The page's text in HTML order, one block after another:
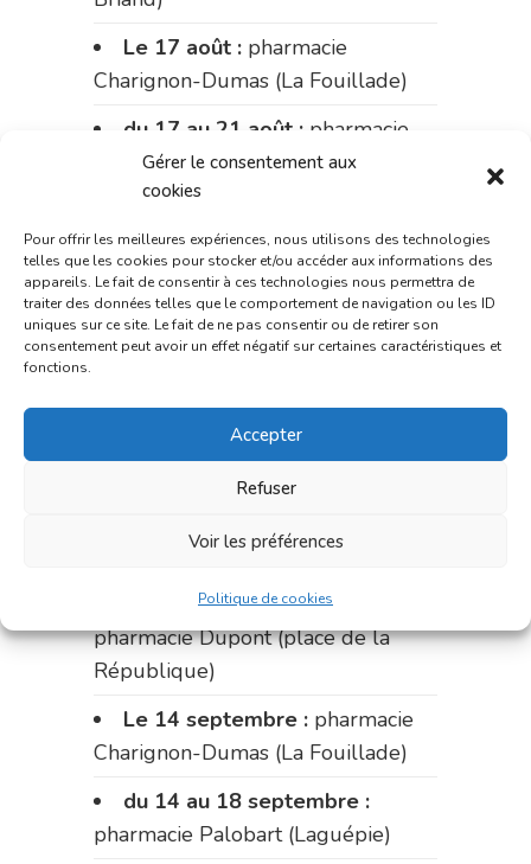
Gérer le consentement aux
cookies
Pour offrir les meilleures expériences, nous utilisons des technologies
telles que les cookies pour stocker et/ou accéder aux informations des
appareils. Le fait de consentir à ces technologies nous permettra de
traiter des données telles que le comportement de navigation ou les ID
uniques sur ce site. Le fait de ne pas consentir ou de retirer son
consentement peut avoir un effet négatif sur certaines caractéristiques et
fonctions.
Accepter
Refuser
Voir les préférences
Politique de cookies
Le 17 août : pharmacie
Charignon-Dumas (La Fouillade)
du 17 au 21 août : pharmacie
Palobart (Laguépie)
Dupont (place de la République)
du 28 au 31 août :pharmacie
Bonnemaire (rue Saint-Jacques)
pharmacie Charignon-Dumas (La
du 4 au 11 septembre :
du 11 au 14 septembre :
pharmacie Dupont (place de la
République)
Le 14 septembre : pharmacie
Charignon-Dumas (La Fouillade)
du 14 au 18 septembre :
pharmacie Palobart (Laguépie)